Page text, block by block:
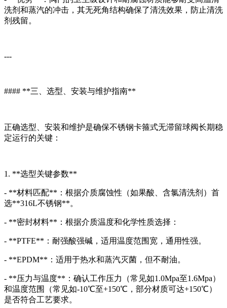
洗剂和蒸汽的冲击，其无死角结构确保了清洗效果，防止清洗
剂残留。
---
#### **三、选型、安装与维护指南**
正确选型、安装和维护是确保不锈钢卡箍式无滞留球阀长期稳
定运行的关键：
1. **选型关键参数**
- **材料匹配**：根据介质腐蚀性（如果酸、含氯清洗剂）首
选**316L不锈钢**。
- **密封材料**：根据介质温度和化学性质选择：
- **PTFE**：耐强酸强碱，适用温度范围宽，通用性强。
- **EPDM**：适用于热水和蒸汽灭菌，但不耐油。
- **压力与温度**：确认工作压力（常见如1.0Mpa至1.6Mpa）
和温度范围（常见如-10℃至+150℃，部分材质可达+150℃）
是否符合工艺要求。